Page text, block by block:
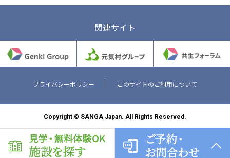
関連サイト
プライバシーポリシー このサイトのご利用について
Copyright © SANGA Japan. All Rights Reserved.